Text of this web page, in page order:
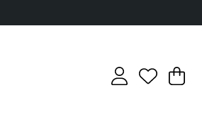
Antal i
. .